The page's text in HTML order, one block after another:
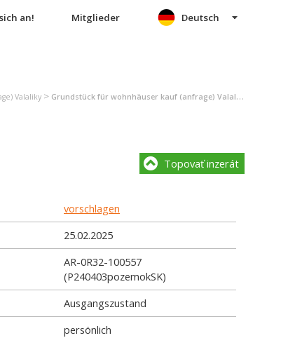
an! Mitglieder Deutsch
Valaliky > Grundstück für wohnhäuser kauf (anfrage) Valaliky
Topovať inzerát
vorschlagen
25.02.2025
AR-0R32-100557
(P240403pozemokSK)
Ausgangszustand
persönlich